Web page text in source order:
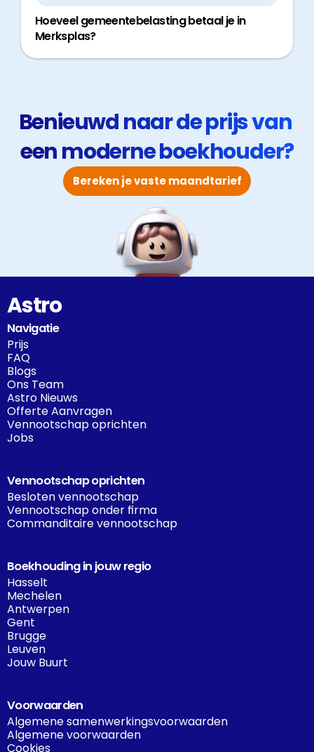
Hoeveel gemeentebelasting betaal je in
Merksplas?
Benieuwd naar de prijs van
een moderne boekhouder?
Bereken je vaste maandtarief
Astro
Navigatie
Prijs
FAQ
Blogs
Ons Team
Astro Nieuws
Offerte Aanvragen
Vennootschap oprichten
Jobs
Vennootschap oprichten
Besloten vennootschap
Vennootschap onder firma
Commanditaire vennootschap
Boekhouding in jouw regio
Hasselt
Mechelen
Antwerpen
Gent
Brugge
Leuven
Jouw Buurt
Voorwaarden
Algemene samenwerkingsvoorwaarden
Algemene voorwaarden
Cookies